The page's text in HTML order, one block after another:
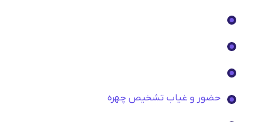
حضور و غیاب تشخیص چهره